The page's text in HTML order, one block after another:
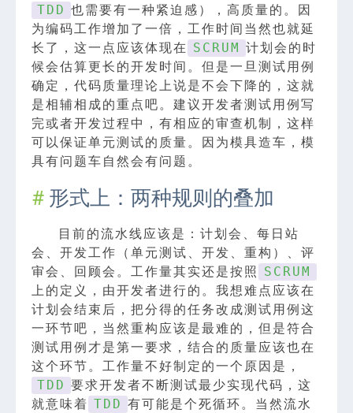
TDD 也需要有一种紧迫感），高质量的。因
为编码工作增加了一倍，工作时间当然也就延
长了，这一点应该体现在
SCRUM
计划会的时
候会估算更长的开发时间。但是一旦测试用例
确定，代码质量理论上说是不会下降的，这就
是相辅相成的重点吧。建议开发者测试用例写
完或者开发过程中，有相应的审查机制，这样
可以保证单元测试的质量。因为模具造车，模
具有问题车自然会有问题。
形式上：两种规则的叠加
目前的流水线应该是：计划会、每日站
会、开发工作（单元测试、开发、重构）、评
审会、回顾会。工作量其实还是按照
SCRUM
上的定义，由开发者进行的。我想难点应该在
计划会结束后，把分得的任务改成测试用例这
一环节吧，当然重构应该是最难的，但是符合
测试用例才是第一要求，结合的质量应该也在
这个环节。工作量不好制定的一个原因是，
TDD 要求开发者不断测试最少实现代码，这
就意味着 TDD 有可能是个死循环。当然流水